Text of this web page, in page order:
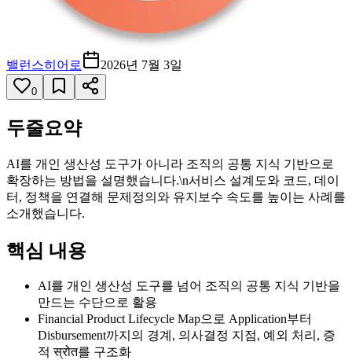
밸런스히어로 2026년 7월 3일
0
두줄요약
AI를 개인 생산성 도구가 아니라 조직의 공통 지식 기반으로
확장하는 방법을 설명했습니다.\n서비스 설계도와 코드, 데이
터, 정책을 연결해 문제정의와 유지보수 속도를 높이는 사례를
소개했습니다.
핵심 내용
AI를 개인 생산성 도구를 넘어 조직의 공통 지식 기반을
만드는 수단으로 활용
Financial Product Lifecycle Map으로 Application부터
Disbursement까지의 경계, 의사결정 지점, 예외 처리, 증
적 स्रोत를 구조화